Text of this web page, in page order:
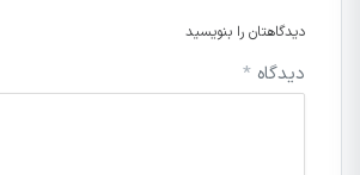
دیدگاهتان را بنویسید
دیدگاه *